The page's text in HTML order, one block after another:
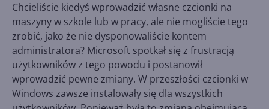
Chcieliście kiedyś wprowadzić własne czcionki na
maszyny w szkole lub w pracy, ale nie mogliście tego
zrobić, jako że nie dysponowaliście kontem
administratora? Microsoft spotkał się z frustracją
użytkowników z tego powodu i postanowił
wprowadzić pewne zmiany. W przeszłości czcionki w
Windows zawsze instalowały się dla wszystkich